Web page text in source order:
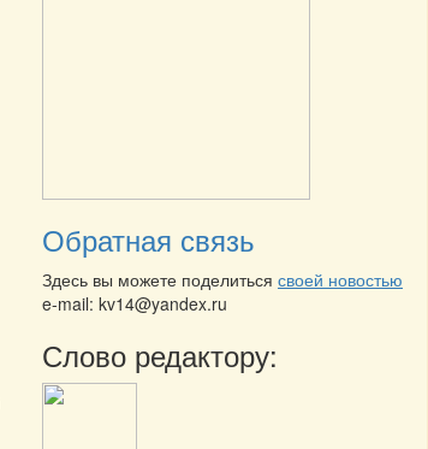
Обратная связь
Здесь вы можете поделиться своей новостью
e-mail: kv14@yandex.ru
Слово редактору: